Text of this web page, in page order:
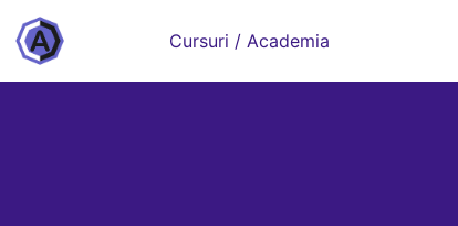
Cursuri / Academia